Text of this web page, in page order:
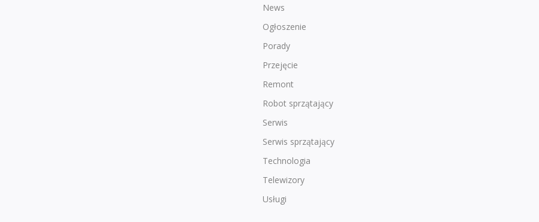
News
Ogłoszenie
Porady
Przejęcie
Remont
Robot sprzątający
Serwis
Serwis sprzątający
Technologia
Telewizory
Usługi